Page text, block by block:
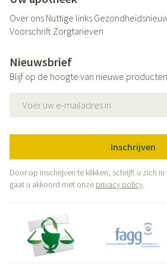
Over ons Nuttige links
Voorschrift Zorgtarieven
Nieuwsbrief
Blijf op de hoogte van nieuwe
Inschrijven
Door op inschrijven te klikken, schrijft u zich
gaat u akkoord met onze privacy policy.